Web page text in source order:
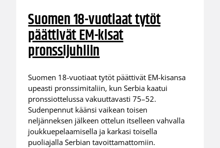
Suomen 18-vuotiaat tytöt
päättivät EM-kisat
pronssijuhliin
Suomen 18-vuotiaat tytöt päättivät EM-kisansa
upeasti pronssimitaliin, kun Serbia kaatui
pronssiottelussa vakuuttavasti 75–52.
Sudenpennut käänsi vaikean toisen
neljänneksen jälkeen ottelun itselleen vahvalla
joukkuepelaamisella ja karkasi toisella
puoliajalla Serbian tavoittamattomiin.